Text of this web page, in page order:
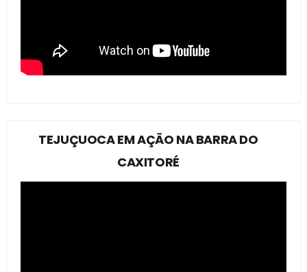
TEJUÇUOCA EM AÇÃO NA BARRA DO
CAXITORÉ